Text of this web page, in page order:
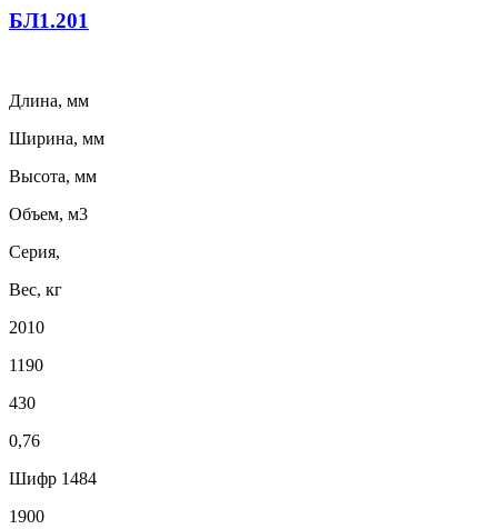
БЛ1.201
Длина, мм
Ширина, мм
Высота, мм
Объем, м3
Серия,
Вес, кг
2010
1190
430
0,76
Шифр 1484
1900